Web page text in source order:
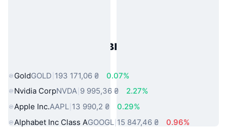
Популярні активи реального
GoldGOLD 193 171,06 ₴
0.07%
Nvidia CorpNVDA 9 995,36 ₴
2.27%
Apple Inc.AAPL 13 990,2 ₴
0.29%
Alphabet Inc Class AGOOGL 15 847,46 ₴
0.96%